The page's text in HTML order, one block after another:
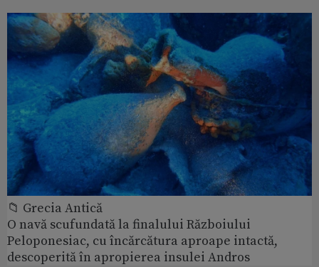
📁 Grecia Antică
O navă scufundată la finalului Războiului
Peloponesiac, cu încărcătura aproape intactă,
descoperită în apropierea insulei Andros